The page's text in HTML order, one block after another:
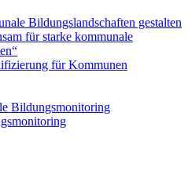
Bildungslandschaften gestalten
für starke kommunale
für Kommunen
Bildungsmonitoring